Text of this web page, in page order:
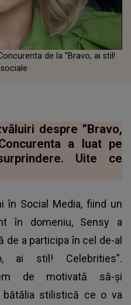
de la ”Bravo, ai stil!
despre ”Bravo,
a luat pe
Uite ce
în Social Media, fiind un
în domeniu, Sensy a
de a participa în cel de-al
ai stil! Celebrities”.
de motivată să-și
stilistică ce o va